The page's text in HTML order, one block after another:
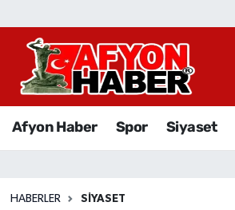
Afyon Haber Spor Siyaset
HABERLER SIYASET
Afyon Haber